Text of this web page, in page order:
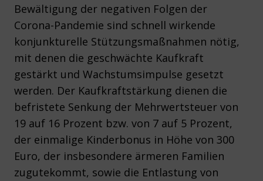
Bewältigung der negativen Folgen der
Corona-Pandemie sind schnell wirkende
konjunkturelle Stützungsmaßnahmen nötig,
mit denen die geschwächte Kaufkraft
gestärkt und Wachstumsimpulse gesetzt
werden. Der Kaufkraftstärkung dienen die
befristete Senkung der Mehrwertsteuer von
19 auf 16 Prozent bzw. von 7 auf 5 Prozent,
der einmalige Kinderbonus in Höhe von 300
Euro, der insbesondere ärmeren Familien
zugutekommt, sowie die Entlastung von